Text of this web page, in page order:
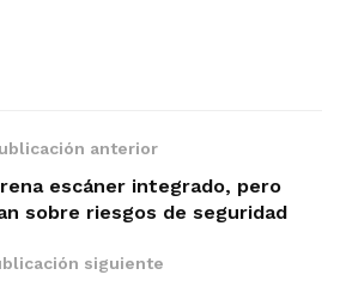
anterior
escáner integrado, pero
sobre riesgos de seguridad
siguiente